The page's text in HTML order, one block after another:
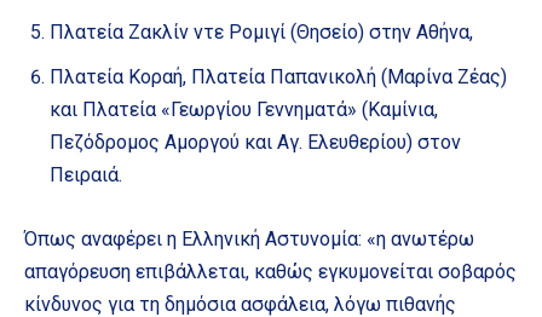
Πλατεία Ζακλίν ντε Ρομιγί (Θησείο) στην Αθήνα,
Πλατεία Κοραή, Πλατεία Παπανικολή (Μαρίνα Ζέας)
και Πλατεία «Γεωργίου Γεννηματά» (Καμίνια,
Πεζόδρομος Αμοργού και Αγ. Ελευθερίου) στον
Πειραιά.
Όπως αναφέρει η Ελληνική Αστυνομία: «η ανωτέρω
απαγόρευση επιβάλλεται, καθώς εγκυμονείται σοβαρός
κίνδυνος για τη δημόσια ασφάλεια, λόγω πιθανής